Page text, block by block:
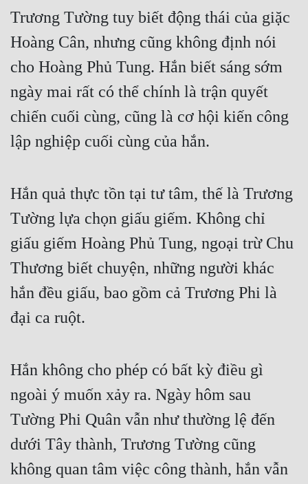
Truyện ngắn
Xa Lộ Dịch
Cung Đấu
Cổ Tiên Hiệp
Cổ Đại
Du Hí
Dã Sử
Góc Nhìn Nam
Góc Nhìn Nữ
Huyền Huyễn
Huyền Nghi
Trương Tường tuy biết động thái của giặc
Hoàng Cân, nhưng cũng không định nói
cho Hoàng Phủ Tung. Hắn biết sáng sớm
ngày mai rất có thể chính là trận quyết
chiến cuối cùng, cũng là cơ hội kiến công
lập nghiệp cuối cùng của hắn.
Hắn quả thực tồn tại tư tâm, thế là Trương
Tường lựa chọn giấu giếm. Không chỉ
giấu giếm Hoàng Phủ Tung, ngoại trừ Chu
Thương biết chuyện, những người khác
hắn đều giấu, bao gồm cả Trương Phi là
đại ca ruột.
Hắn không cho phép có bất kỳ điều gì
ngoài ý muốn xảy ra. Ngày hôm sau
Tường Phi Quân vẫn như thường lệ đến
dưới Tây thành, Trương Tường cũng
không quan tâm việc công thành, hắn vẫn